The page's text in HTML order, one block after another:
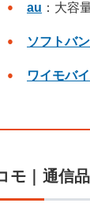
au ：大容
ソフトバ
ワイモバ
モ｜通信